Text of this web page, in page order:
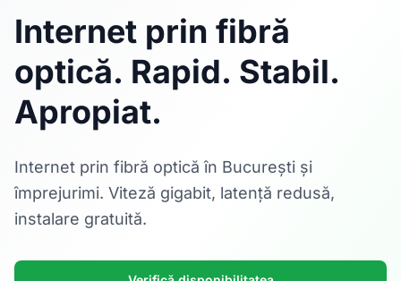
Internet prin fibră
optică. Rapid. Stabil.
Apropiat.
Internet prin fibră optică în București și
împrejurimi. Viteză gigabit, latență redusă,
instalare gratuită.
Acasă
Internet Rezidențial
Fibră optică până la 1 Gbps, direct în casa ta.